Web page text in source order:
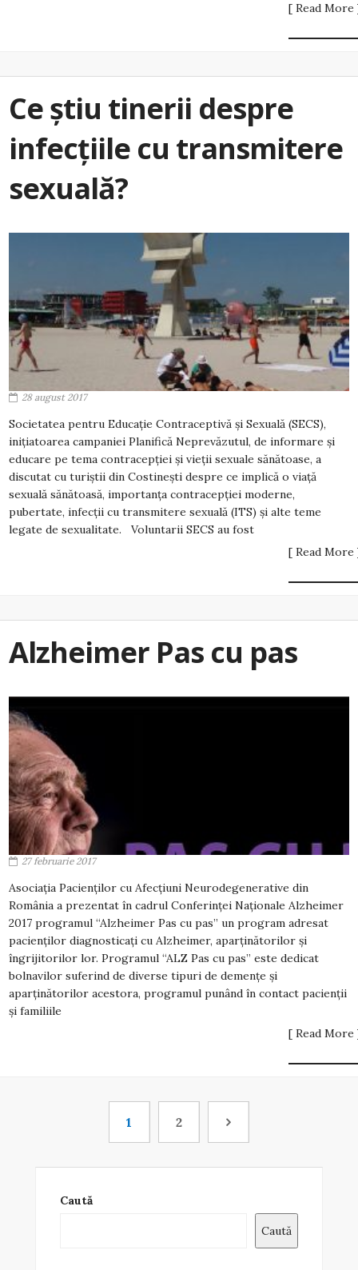
[ Read More
Ce știu tinerii despre
infecțiile cu transmitere
sexuală?
28 august 2017
Societatea pentru Educație Contraceptivă și Sexuală (SECS),
inițiatoarea campaniei Planifică Neprevăzutul, de informare și
educare pe tema contracepției și vieții sexuale sănătoase, a
discutat cu turiștii din Costinești despre ce implică o viață
sexuală sănătoasă, importanța contracepției moderne,
pubertate, infecții cu transmitere sexuală (ITS) și alte teme
legate de sexualitate. Voluntarii SECS au fost
[ Read More
Alzheimer Pas cu pas
27 februarie 2017
Asociația Pacienților cu Afecțiuni Neurodegenerative din
România a prezentat în cadrul Conferinței Naționale Alzheimer
2017 programul “Alzheimer Pas cu pas” un program adresat
pacienților diagnosticați cu Alzheimer, aparținătorilor și
îngrijitorilor lor. Programul “ALZ Pas cu pas” este dedicat
bolnavilor suferind de diverse tipuri de demențe și
aparținătorilor acestora, programul punând în contact pacienții
și familiile
[ Read More
1 2
Caută
Caută